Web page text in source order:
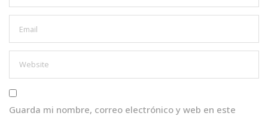
Guarda mi nombre, correo electrónico y web en este